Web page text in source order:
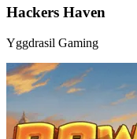
Hackers Haven
Yggdrasil Gaming